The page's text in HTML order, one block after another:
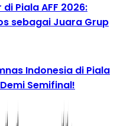
Piala AFF 2026:
sebagai Juara Grup
Indonesia di Piala
Semifinal!